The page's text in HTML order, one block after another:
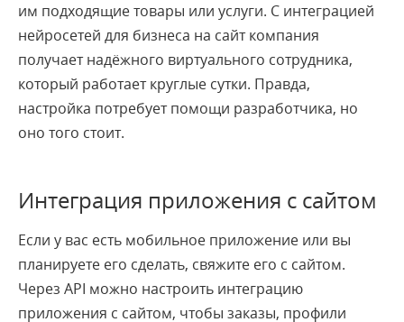
им подходящие товары или услуги. С интеграцией
нейросетей для бизнеса на сайт компания
получает надёжного виртуального сотрудника,
который работает круглые сутки. Правда,
настройка потребует помощи разработчика, но
оно того стоит.
Интеграция приложения с сайтом
Если у вас есть мобильное приложение или вы
планируете его сделать, свяжите его с сайтом.
Через API можно настроить интеграцию
приложения с сайтом, чтобы заказы, профили